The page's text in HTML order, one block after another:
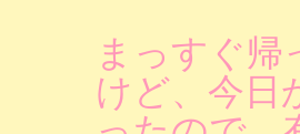
まっすぐ
けど、今日